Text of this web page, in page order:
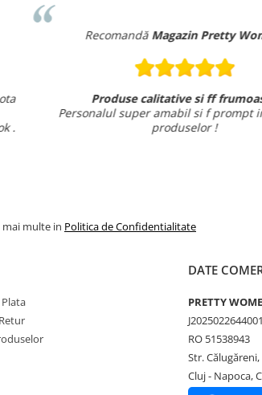
.
RecomandăMagazin Pretty
Produse calitative si ff
Personalul super amabil si f prompt
produselor !
multe in Politica de Confidentialitate
DATE
PRETTY
J2025022644001
RO 51538943
Str.
Cluj - Napoca,